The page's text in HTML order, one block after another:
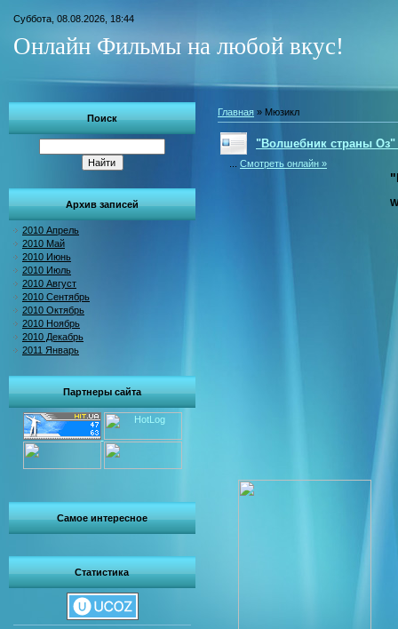
Суббота, 08.08.2026, 18:44
Онлайн Фильмы на любой вкус!
Поиск
Архив записей
2010 Апрель
2010 Май
2010 Июнь
2010 Июль
2010 Август
2010 Сентябрь
2010 Октябрь
2010 Ноябрь
2010 Декабрь
2011 Январь
Партнеры сайта
Самое интересное
Статистика
Главная » Мюзикл
"Волшебник страны Оз"
Смотреть онлайн »